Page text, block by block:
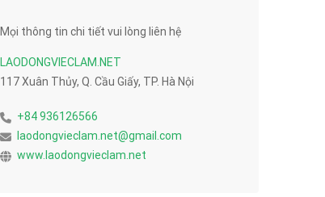
Mọi thông tin chi tiết vui lòng liên hệ
LAODONGVIECLAM.NET
117 Xuân Thủy, Q. Cầu Giấy, TP. Hà Nội
+84 936126566
laodongvieclam.net@gmail.com
www.laodongvieclam.net